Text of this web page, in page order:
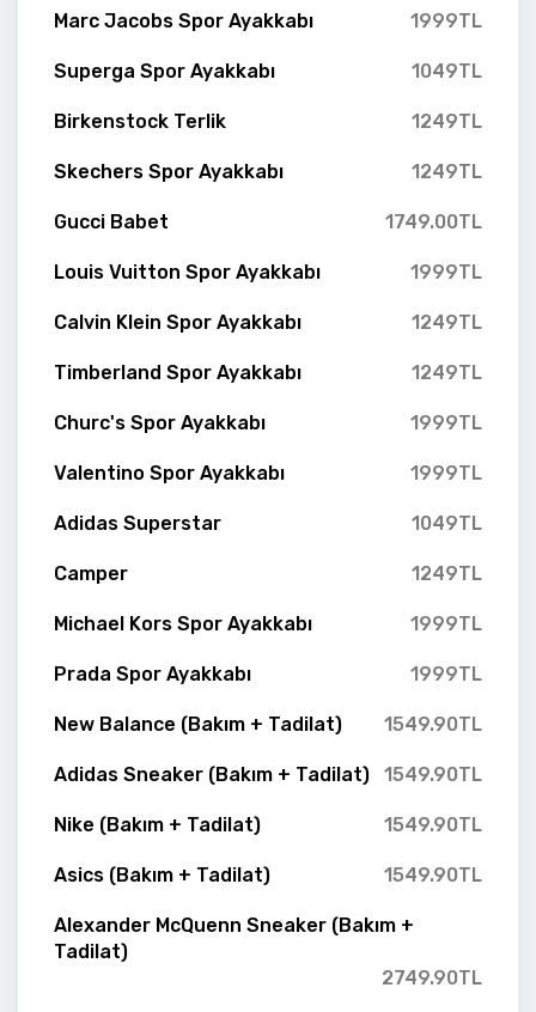
Marc Jacobs Spor Ayakkabı 1999TL
Superga Spor Ayakkabı 1049TL
Birkenstock Terlik 1249TL
Skechers Spor Ayakkabı 1249TL
Gucci Babet 1749.00TL
Louis Vuitton Spor Ayakkabı 1999TL
Calvin Klein Spor Ayakkabı 1249TL
Timberland Spor Ayakkabı 1249TL
Churc's Spor Ayakkabı 1999TL
Valentino Spor Ayakkabı 1999TL
Adidas Superstar 1049TL
Camper 1249TL
Michael Kors Spor Ayakkabı 1999TL
Prada Spor Ayakkabı 1999TL
New Balance (Bakım + Tadilat) 1549.90TL
Adidas Sneaker (Bakım + Tadilat) 1549.90TL
Nike (Bakım + Tadilat) 1549.90TL
Asics (Bakım + Tadilat) 1549.90TL
Alexander McQuenn Sneaker (Bakım +
Tadilat)
2749.90TL